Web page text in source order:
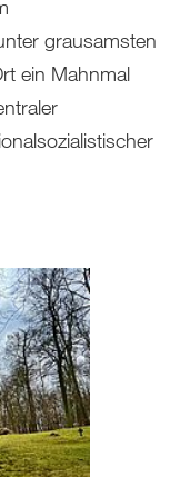
grausamsten
ein Mahnmal